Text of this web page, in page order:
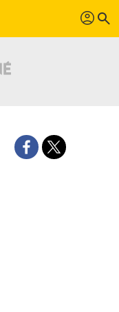
profil search